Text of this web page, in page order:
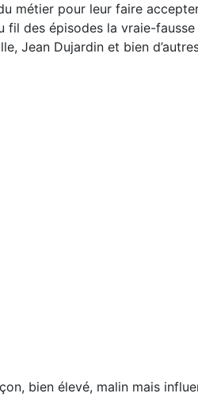
métier pour leur faire
des épisodes la vraie-fausse
Jean Dujardin et bien
bien élevé, malin mais